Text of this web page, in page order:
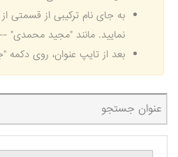
به جای نام ترکیبی از قسمتی از
نمایید. مانند "مجید محمدی"
بعد از تایپ عنوان، روی دکمه